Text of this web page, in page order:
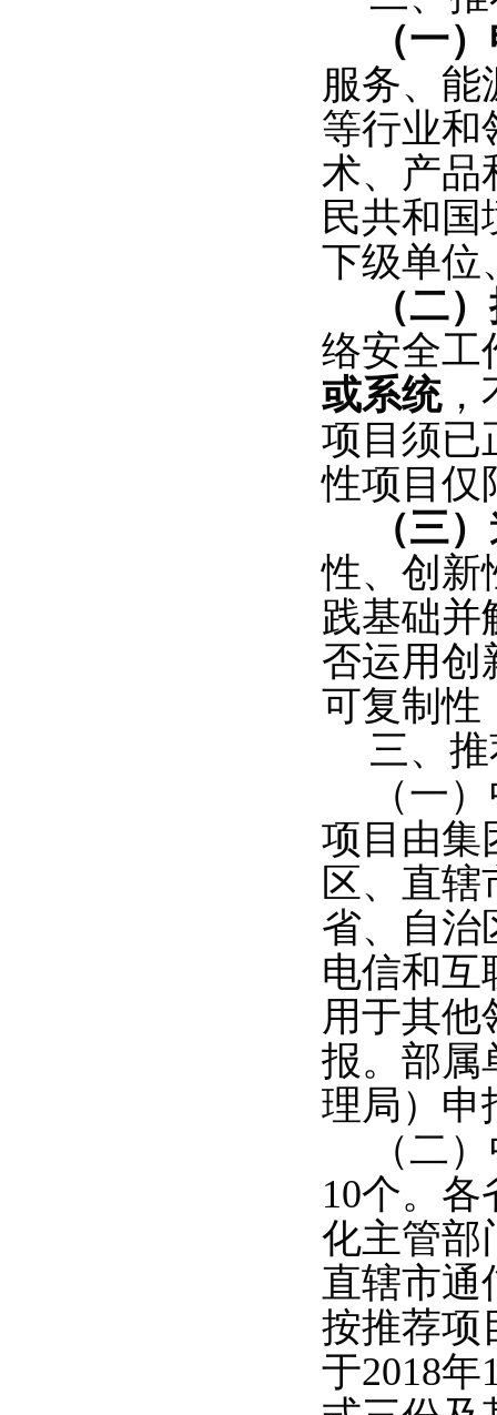
（一
服务、能
等行业和
术、产品
民共和国
下级单位
（二
络安全工
或系统，
项目须已
性项目仅
（三
性、创新
践基础并
否运用创
可复制性
三、
（一
项目由集
区、直
省、自治
电信和互
用于其他
报。部属
理局）申
（二
10个。
化主管部
直辖市通
按推荐项
于2018